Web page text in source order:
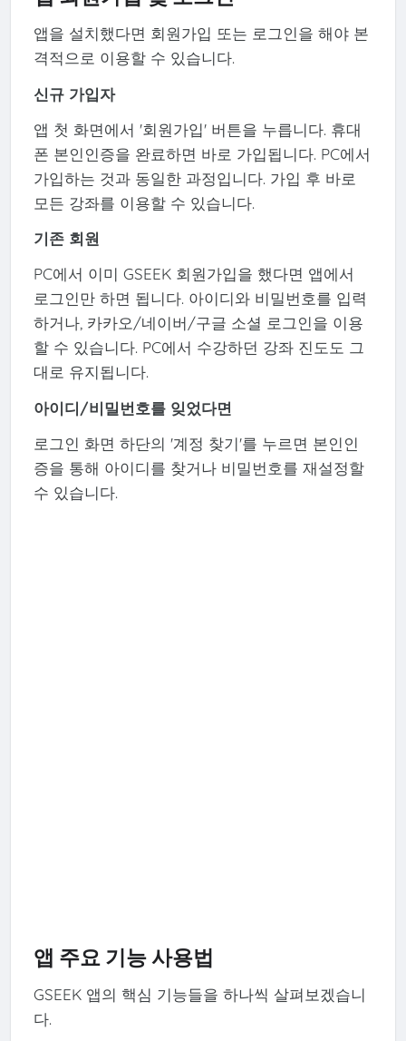
앱을 설치했다면 회원가입 또는 로그인을 해야 본
격적으로 이용할 수 있습니다.
신규 가입자
앱 첫 화면에서 '회원가입' 버튼을 누릅니다. 휴대
폰 본인인증을 완료하면 바로 가입됩니다. PC에서
가입하는 것과 동일한 과정입니다. 가입 후 바로
모든 강좌를 이용할 수 있습니다.
기존 회원
PC에서 이미 GSEEK 회원가입을 했다면 앱에서
로그인만 하면 됩니다. 아이디와 비밀번호를 입력
하거나, 카카오/네이버/구글 소셜 로그인을 이용
할 수 있습니다. PC에서 수강하던 강좌 진도도 그
대로 유지됩니다.
아이디/비밀번호를 잊었다면
로그인 화면 하단의 '계정 찾기'를 누르면 본인인
증을 통해 아이디를 찾거나 비밀번호를 재설정할
수 있습니다.
앱 주요 기능 사용법
GSEEK 앱의 핵심 기능들을 하나씩 살펴보겠습니
다.